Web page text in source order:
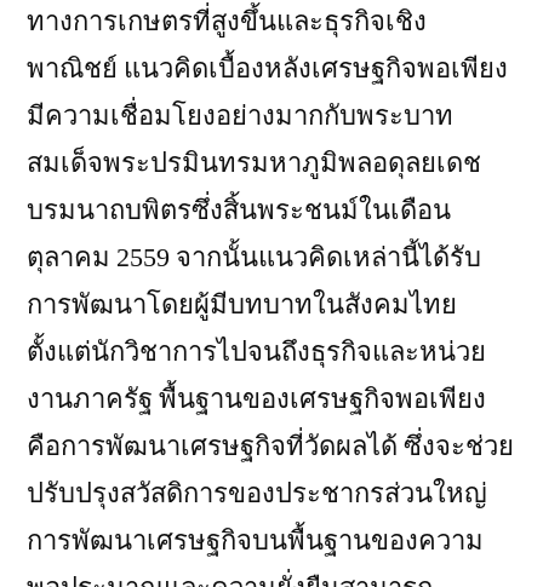
ทางการเกษตรที่สูงขึ้นและธุรกิจเชิง
พาณิชย์ แนวคิดเบื้องหลังเศรษฐกิจพอเพียง
มีความเชื่อมโยงอย่างมากกับพระบาท
สมเด็จพระปรมินทรมหาภูมิพลอดุลยเดช
บรมนาถบพิตรซึ่งสิ้นพระชนม์ในเดือน
ตุลาคม 2559 จากนั้นแนวคิดเหล่านี้ได้รับ
การพัฒนาโดยผู้มีบทบาทในสังคมไทย
ตั้งแต่นักวิชาการไปจนถึงธุรกิจและหน่วย
งานภาครัฐ พื้นฐานของเศรษฐกิจพอเพียง
คือการพัฒนาเศรษฐกิจที่วัดผลได้ ซึ่งจะช่วย
ปรับปรุงสวัสดิการของประชากรส่วนใหญ่
การพัฒนาเศรษฐกิจบนพื้นฐานของความ